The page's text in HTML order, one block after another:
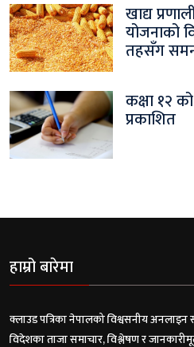
खाद्य
योजनाको
तहसँग
कक्षा १२
प्रकाशित
हाम्रो बारेमा
क्लाउड पत्रिका नेपालको विश्वसनीय
विदेशका ताजा समाचार, विश्लेषण र